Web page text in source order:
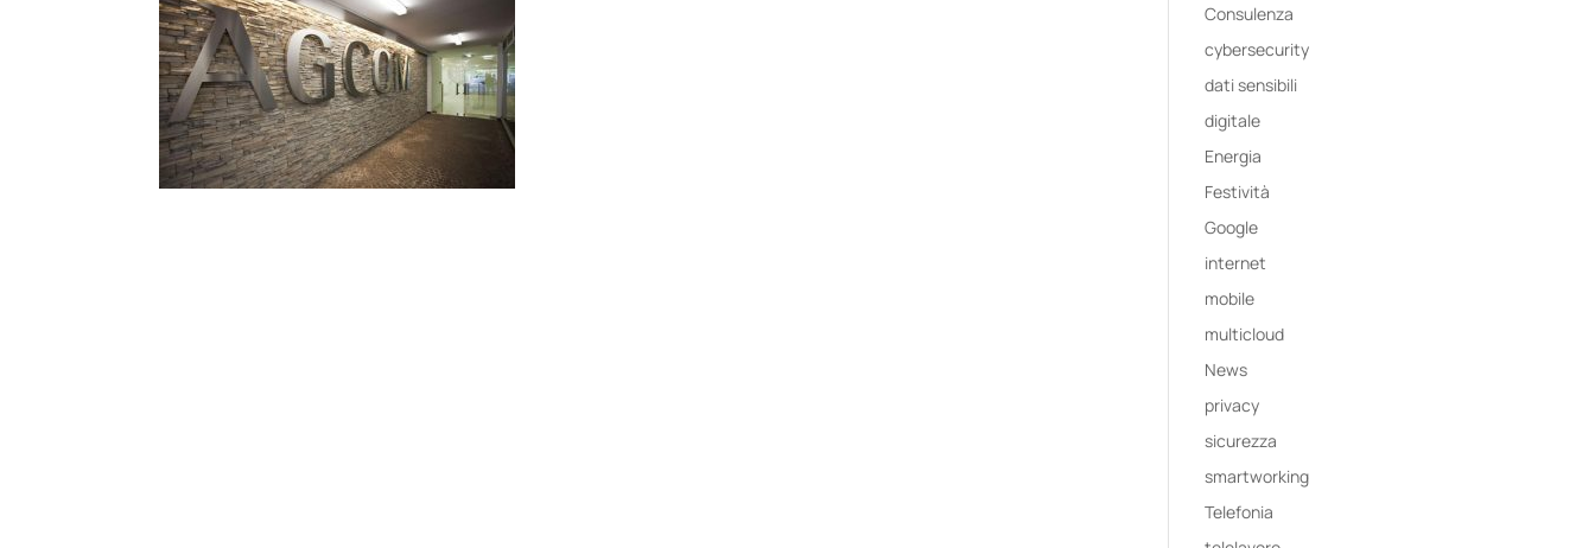
Consulenza
cybersecurity
dati sensibili
digitale
Energia
Festività
Google
internet
mobile
multicloud
News
privacy
sicurezza
smartworking
Telefonia